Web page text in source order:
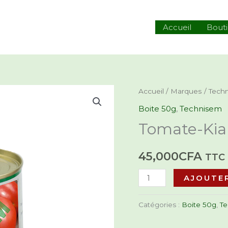
Accueil
Accueil / Marques /
Boite 50g, Technisem
Tomate-
45,000CFA TTC
quantité
de
Kiara-
Catégories : Boite 50g ,